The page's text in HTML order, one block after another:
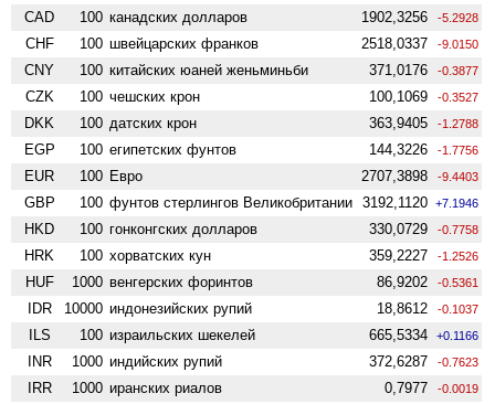
CAD 100 канадских долларов 1902,3256 -5.2928
CHF 100 швейцарских франков 2518,0337 -9.0150
CNY 100 китайских юаней женьминьби 371,0176 -0.3877
CZK 100 чешских крон 100,1069 -0.3527
DKK 100 датских крон 363,9405 -1.2788
EGP 100 египетских фунтов 144,3226 -1.7756
EUR 100 Евро 2707,3898 -9.4403
GBP 100 фунтов стерлингов Велико­британии 3192,1120 +7.1946
HKD 100 гонконгских долларов 330,0729 -0.7758
HRK 100 хорватских кун 359,2227 -1.2526
HUF 1000 венгерских форинтов 86,9202 -0.5361
IDR 10000 индонезийских рупий 18,8612 -0.1037
ILS 100 израильских шекелей 665,5334 +0.1166
INR 1000 индийских рупий 372,6287 -0.7623
IRR 1000 иранских риалов 0,7977 -0.0019